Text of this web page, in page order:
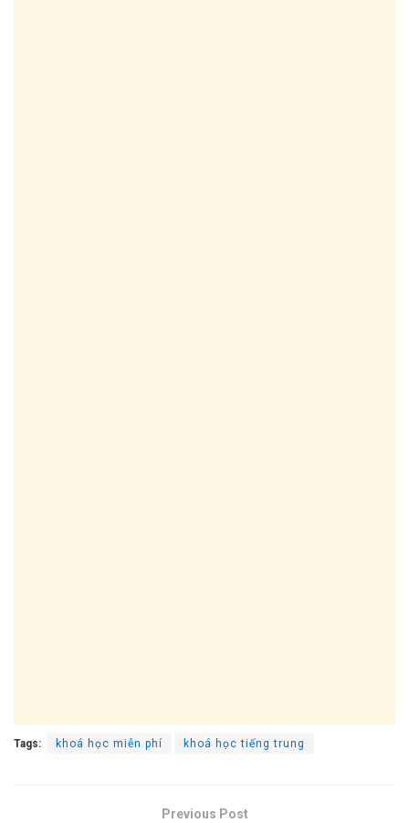
Tags: khoá học miễn phí khoá học tiếng trung
Previous Post